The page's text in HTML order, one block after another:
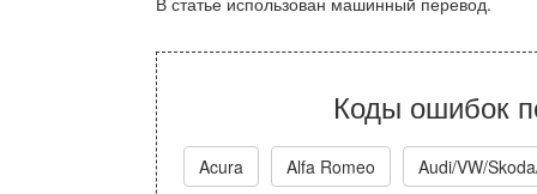
Коды ошибок
Acura Alfa Romeo Audi/VW/